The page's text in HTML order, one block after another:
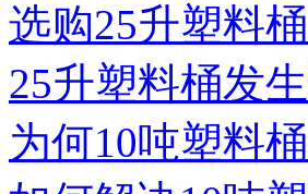
选购25升塑料
25升塑料桶发
为何10吨塑料